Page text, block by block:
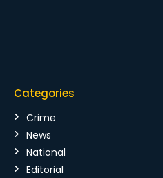
Categories
Crime
News
National
Editorial